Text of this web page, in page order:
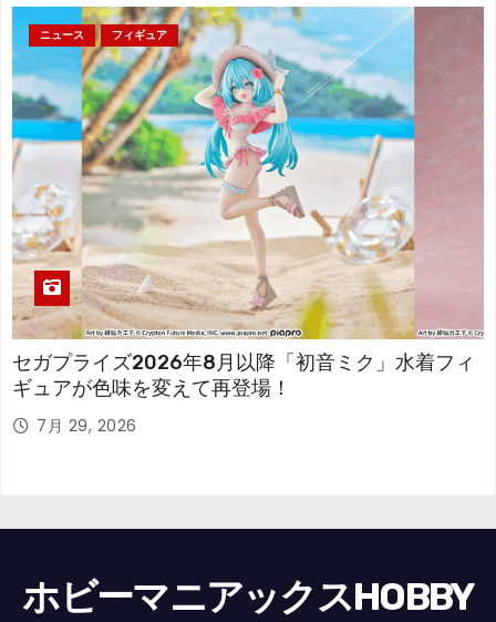
ニュース フィギュア
セガプライズ2026年8月以降「初音ミク」水着フィ
ギュアが色味を変えて再登場！
7月 29, 2026
ホビーマニアックスHOBBY